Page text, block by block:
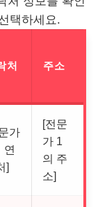
택하세요.
처 주소
가
연
]
[전문
가 1
의 주
소]